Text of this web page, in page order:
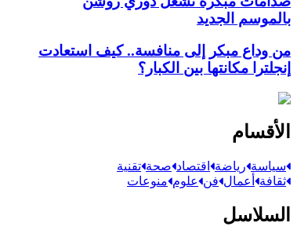
بالموسم الجديد
من وداع مبكر إلى منافسة.. كيف استعادت
إنجلترا مكانتها بين الكبار؟
الأقسام
سياسة رياضة اقتصاد صحة تقنية
ثقافة
أعمال فن علوم منوعات
السلاسل